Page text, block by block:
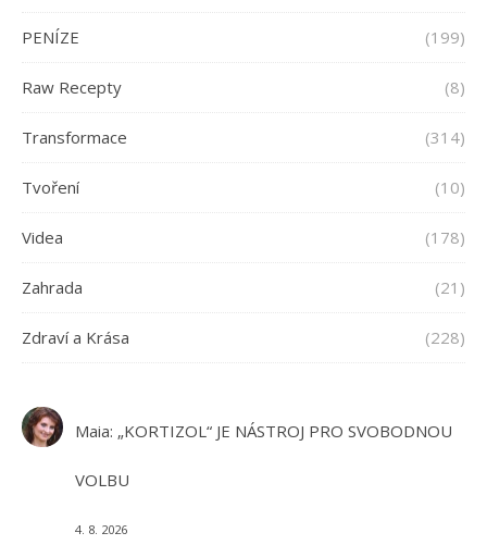
PENÍZE (199)
Raw Recepty (8)
Transformace (314)
Tvoření (10)
Videa (178)
Zahrada (21)
Zdraví a Krása (228)
Maia: „KORTIZOL“ JE NÁSTROJ PRO SVOBODNOU
VOLBU
4. 8. 2026